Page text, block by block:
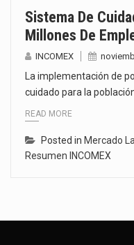
Sistema De
Millones De
INCOMEX
La implementación de
cuidado para la
READ MORE
Posted in Mercado
Resumen INCOMEX